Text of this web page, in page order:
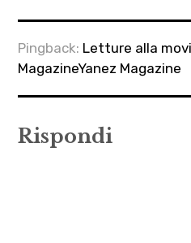
Pingback: Letture alla
MagazineYanez Magazine
Rispondi